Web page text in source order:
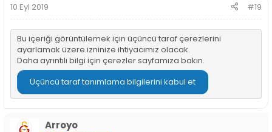
:
10 Eyl 2019 #19
Bu içeriği görüntülemek için üçüncü taraf çerezlerini
ayarlamak üzere izninize ihtiyacımız olacak.
Daha ayrıntılı bilgi için çerezler sayfamıza bakın.
Üçüncü taraf tanımlama bilgilerini kabul et
Arroyo